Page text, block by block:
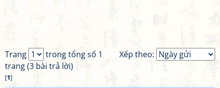
Xếp theo:
Trang
trong tổng số 1
trang (3 bài trả lời)
[1]